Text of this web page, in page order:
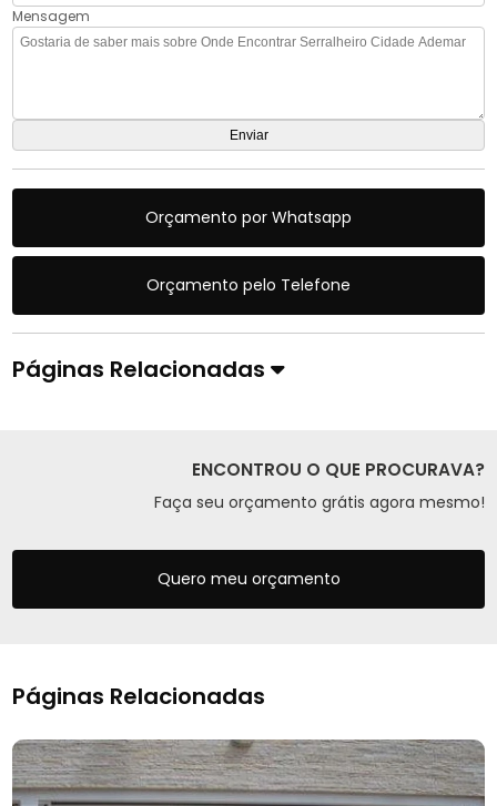
Mensagem
Orçamento por Whatsapp
Orçamento pelo Telefone
Páginas Relacionadas
ENCONTROU O QUE PROCURAVA?
Faça seu orçamento grátis agora mesmo!
Quero meu orçamento
Páginas Relacionadas